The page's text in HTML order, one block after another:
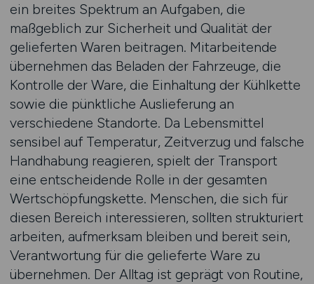
ein breites Spektrum an Aufgaben, die
maßgeblich zur Sicherheit und Qualität der
gelieferten Waren beitragen. Mitarbeitende
übernehmen das Beladen der Fahrzeuge, die
Kontrolle der Ware, die Einhaltung der Kühlkette
sowie die pünktliche Auslieferung an
verschiedene Standorte. Da Lebensmittel
sensibel auf Temperatur, Zeitverzug und falsche
Handhabung reagieren, spielt der Transport
eine entscheidende Rolle in der gesamten
Wertschöpfungskette. Menschen, die sich für
diesen Bereich interessieren, sollten strukturiert
arbeiten, aufmerksam bleiben und bereit sein,
Verantwortung für die gelieferte Ware zu
übernehmen. Der Alltag ist geprägt von Routine,